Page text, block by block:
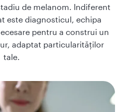
de melanom. Indiferent
este diagnosticul, echipa
pentru a construi un
adaptat particularităților
tale.